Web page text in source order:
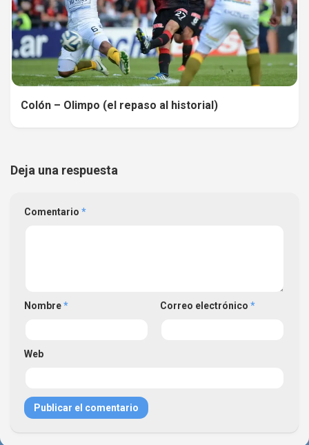
Colón – Olimpo (el repaso al historial)
Deja una respuesta
Comentario *
Nombre* Correo electrónico *
Web